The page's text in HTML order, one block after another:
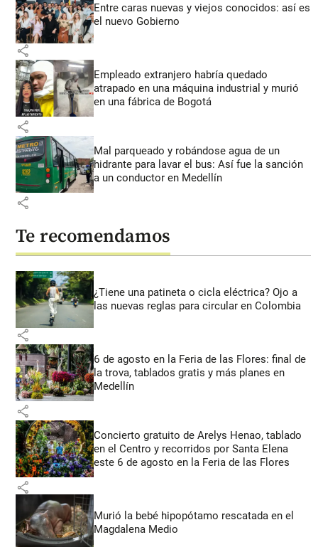
Entre caras nuevas y viejos conocidos: así es
el nuevo Gobierno
share
Empleado extranjero habría quedado
atrapado en una máquina industrial y murió
en una fábrica de Bogotá
share
Mal parqueado y robándose agua de un
hidrante para lavar el bus: Así fue la sanción
a un conductor en Medellín
share
Te recomendamos
¿Tiene una patineta o cicla eléctrica? Ojo a
las nuevas reglas para circular en Colombia
share
6 de agosto en la Feria de las Flores: final de
la trova, tablados gratis y más planes en
Medellín
share
Concierto gratuito de Arelys Henao, tablado
en el Centro y recorridos por Santa Elena
este 6 de agosto en la Feria de las Flores
share
Murió la bebé hipopótamo rescatada en el
Magdalena Medio